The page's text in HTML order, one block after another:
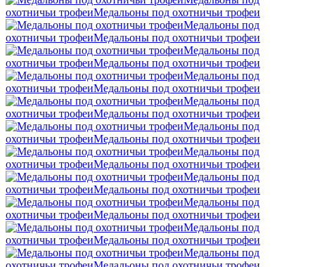
охотничьи трофеиMедальоны под охотничьи трофеи
Mедальоны под
охотничьи трофеиMедальоны под охотничьи трофеи
Mедальоны под
охотничьи трофеиMедальоны под охотничьи трофеи
Mедальоны под
охотничьи трофеиMедальоны под охотничьи трофеи
Mедальоны под
охотничьи трофеиMедальоны под охотничьи трофеи
Mедальоны под
охотничьи трофеиMедальоны под охотничьи трофеи
Mедальоны под
охотничьи трофеиMедальоны под охотничьи трофеи
Mедальоны под
охотничьи трофеиMедальоны под охотничьи трофеи
Mедальоны под
охотничьи трофеиMедальоны под охотничьи трофеи
Mедальоны под
охотничьи трофеиMедальоны под охотничьи трофеи
Mедальоны под